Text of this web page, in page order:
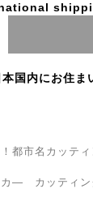
本国内にお住ま
都市名カッテ
カ― カッティ